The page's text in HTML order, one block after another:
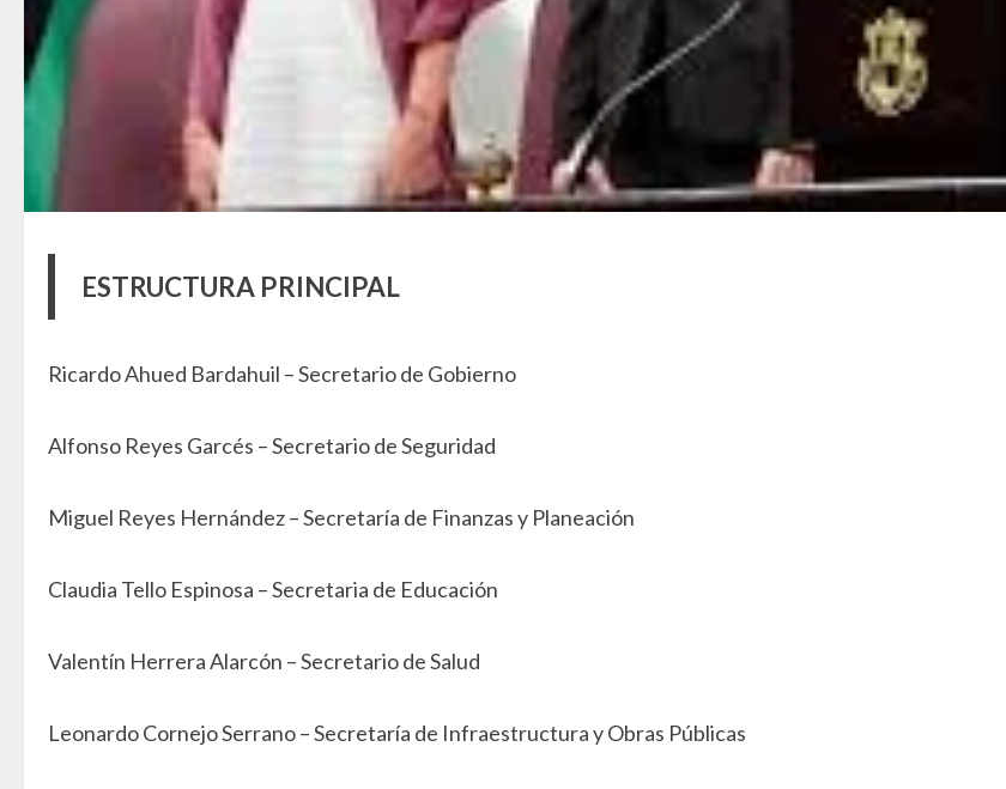
ESTRUCTURA PRINCIPAL
Ricardo Ahued Bardahuil – Secretario de Gobierno
Alfonso Reyes Garcés – Secretario de Seguridad
Miguel Reyes Hernández – Secretaría de Finanzas y Planeación
Claudia Tello Espinosa – Secretaria de Educación
Valentín Herrera Alarcón – Secretario de Salud
Leonardo Cornejo Serrano – Secretaría de Infraestructura y Obras Públicas